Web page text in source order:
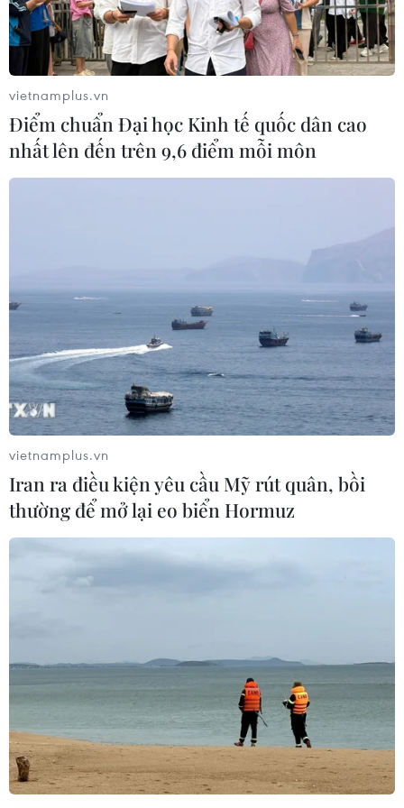
Bánh chưng, màng bọc thực phẩm và nỗi
buồn mang tên “rác thải nhựa”
02/02/2025 10:00
Cách đây vài năm, một video chia sẻ mẹo cắt bánh
chưng sạch sẽ, không dính đã lan truyền trên mạng xã
hội và được nhiều người hưởng ứng nhiệt liệt vì sự đơn
giản và tính hiệu quả.
vietnamplus.vn
Điểm chuẩn Đại học Kinh tế quốc dân cao
nhất lên đến trên 9,6 điểm mỗi môn
vietnamplus.vn
Iran ra điều kiện yêu cầu Mỹ rút quân, bồi
thường để mở lại eo biển Hormuz